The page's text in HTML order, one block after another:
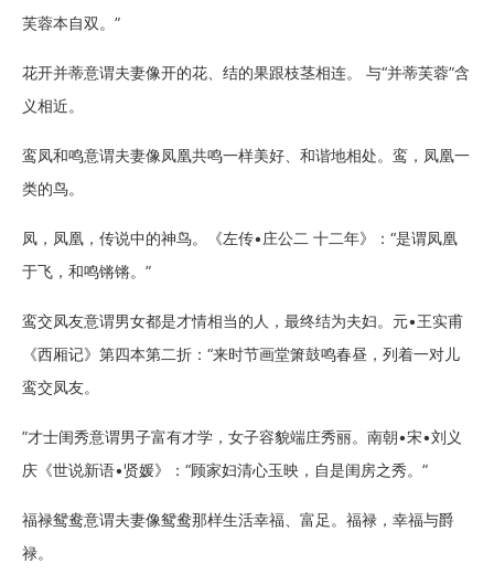
芙蓉本自双。”
花开并蒂意谓夫妻像开的花、结的果跟枝茎相连。 与“并蒂芙蓉”含
义相近。
鸾凤和鸣意谓夫妻像凤凰共鸣一样美好、和谐地相处。鸾，凤凰一
类的鸟。
凤，凤凰，传说中的神鸟。《左传•庄公二 十二年》：“是谓凤凰
于飞，和鸣锵锵。”
鸾交凤友意谓男女都是才情相当的人，最终结为夫妇。元•王实甫
《西厢记》第四本第二折：“来时节画堂箫鼓鸣春昼，列着一对儿
鸾交凤友。
”才士闺秀意谓男子富有才学，女子容貌端庄秀丽。南朝•宋•刘义
庆《世说新语•贤媛》：“顾家妇清心玉映，自是闺房之秀。”
福禄鸳鸯意谓夫妻像鸳鸯那样生活幸福、富足。福禄，幸福与爵
禄。